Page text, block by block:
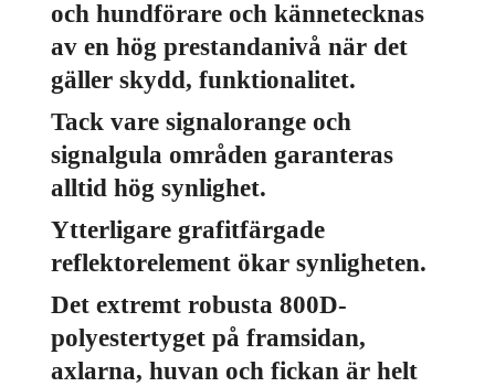
och hundförare och kännetecknas
av en hög prestandanivå när det
gäller skydd, funktionalitet.
Tack vare signalorange och
signalgula områden garanteras
alltid hög synlighet.
Ytterligare grafitfärgade
reflektorelement ökar synligheten.
Det extremt robusta 800D-
polyestertyget på framsidan,
axlarna, huvan och fickan är helt